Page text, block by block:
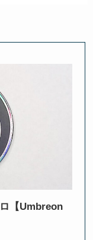
【Umbreon